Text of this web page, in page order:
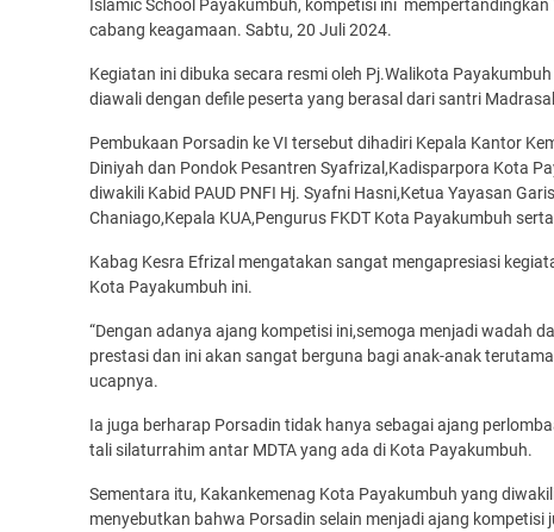
Islamic School Payakumbuh, kompetisi ini
cabang keagamaan. Sabtu, 20 Juli 2024.
Kegiatan ini dibuka secara resmi oleh Pj.Walikota
diawali dengan defile peserta yang berasal dari santri
Pembukaan Porsadin ke VI tersebut dihadiri Kepala Kantor
Diniyah dan Pondok Pesantren Syafrizal,Kadisparpora Kota
diwakili Kabid PAUD PNFI Hj. Syafni Hasni,Ketua Yayasan
Chaniago,Kepala KUA,Pengurus FKDT Kota Payakumbuh
Kabag Kesra Efrizal mengatakan sangat mengapresiasi
Kota Payakumbuh ini.
“Dengan adanya ajang kompetisi ini,semoga menjadi wadah
prestasi dan ini akan sangat berguna bagi anak-anak
ucapnya.
Ia juga berharap Porsadin tidak hanya sebagai ajang
tali silaturrahim antar MDTA yang ada di Kota Payakumbuh.
Sementara itu, Kakankemenag Kota Payakumbuh yang
menyebutkan bahwa Porsadin selain menjadi ajang kompetisi